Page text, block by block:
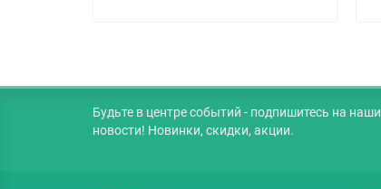
Будьте в центре событий - подпишитесь на наши
новости! Новинки, скидки, акции.